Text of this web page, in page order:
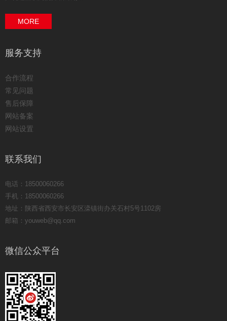
MORE
服务支持
合作流程
常见问题
售后保障
网站备案
网站设置
联系我们
电话：18500060266
手机：18500060266
地址：陕西省西安市长安区滦镇街办关石村5号1102房
邮箱：youweb@qq.com
微信公众平台